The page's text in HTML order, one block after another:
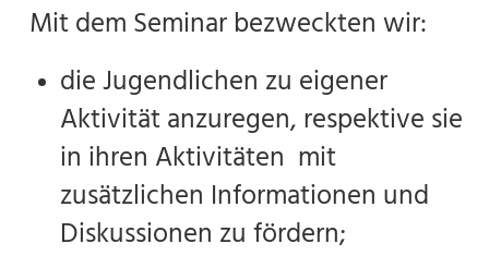
Mit dem Seminar bezweckten wir:
die Jugendlichen zu eigener
Aktivität anzuregen, respektive sie
in ihren Aktivitäten mit
zusätzlichen Informationen und
Diskussionen zu fördern;